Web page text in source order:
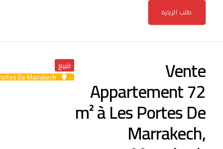
طلب الزيارة
Vente
Appartement 72
m² à Les Portes De
Marrakech,
للبيع
Les Portes De Marrakech